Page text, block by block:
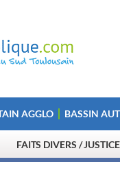
AGGLO BASSIN
FAITS DIVERS / JUSTICE